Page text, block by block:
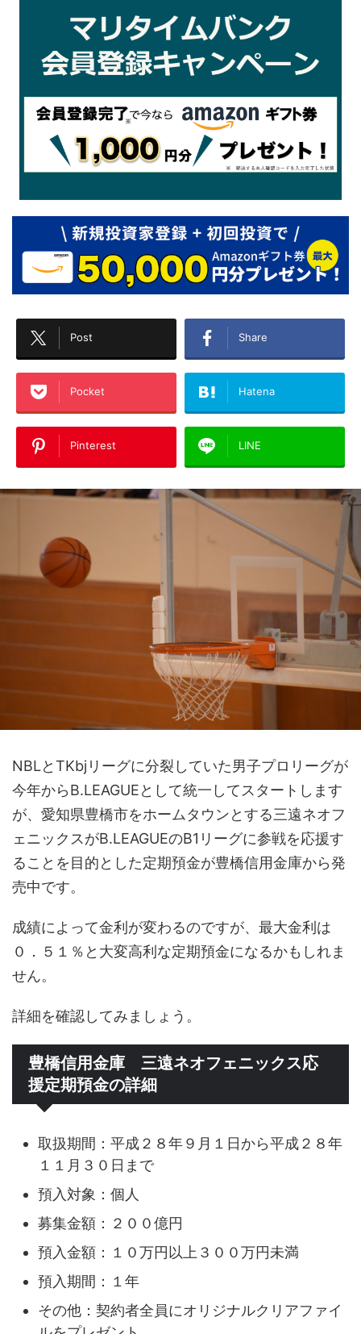
Post Share
Pocket Hatena
Pinterest LINE
NBLとTKbjリーグに分裂していた男子プロリーグが
今年からB.LEAGUEとして統一してスタートします
が、愛知県豊橋市をホームタウンとする三遠ネオフ
ェニックスがB.LEAGUEのB1リーグに参戦を応援す
ることを目的とした定期預金が豊橋信用金庫から発
売中です。
成績によって金利が変わるのですが、最大金利は
０．５１％と大変高利な定期預金になるかもしれま
せん。
詳細を確認してみましょう。
豊橋信用金庫 三遠ネオフェニックス応
援定期預金の詳細
取扱期間：平成２８年９月１日から平成２８年
１１月３０日まで
預入対象：個人
募集金額：２００億円
預入金額：１０万円以上３００万円未満
預入期間：１年
その他：契約者全員にオリジナルクリアファイ